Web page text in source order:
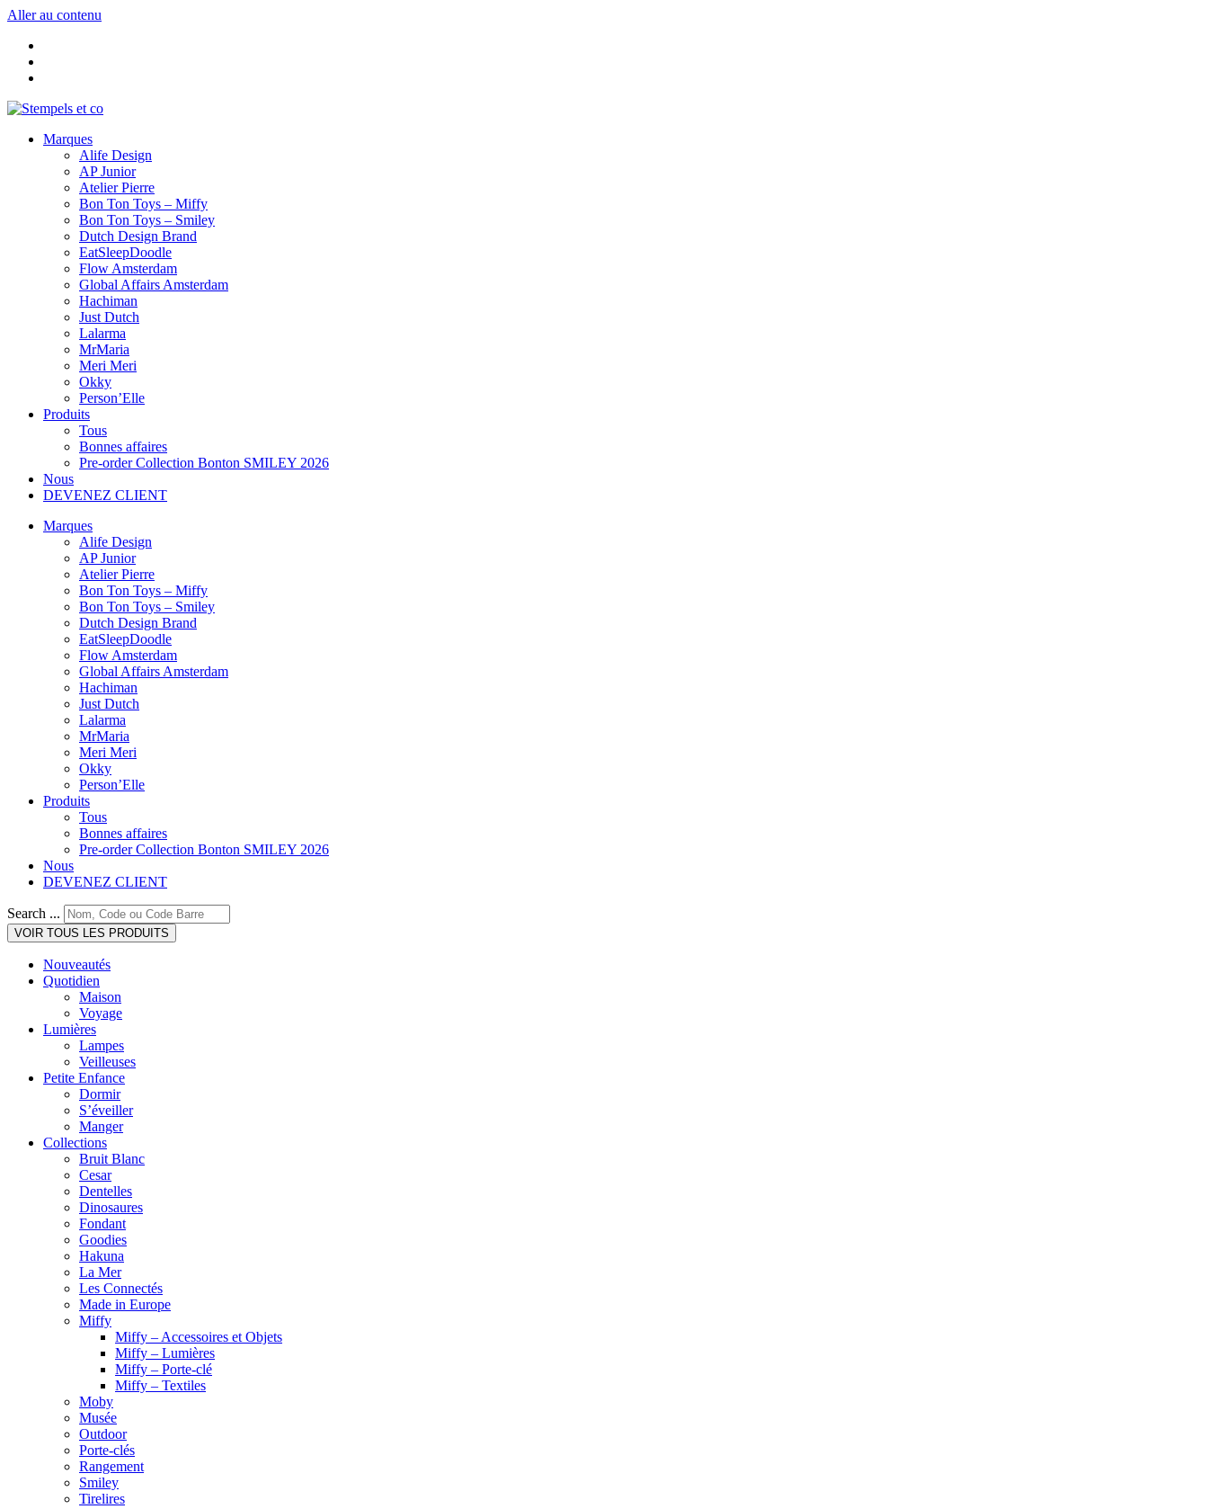
Aller au contenu
Marques
Alife Design
AP Junior
Atelier Pierre
Bon Ton Toys – Miffy
Bon Ton Toys – Smiley
Dutch Design Brand
EatSleepDoodle
Flow Amsterdam
Global Affairs Amsterdam
Hachiman
Just Dutch
Lalarma
MrMaria
Meri Meri
Okky
Person’Elle
Produits
Tous
Bonnes affaires
Pre-order Collection Bonton SMILEY 2026
Nous
DEVENEZ CLIENT
Marques
Alife Design
AP Junior
Atelier Pierre
Bon Ton Toys – Miffy
Bon Ton Toys – Smiley
Dutch Design Brand
EatSleepDoodle
Flow Amsterdam
Global Affairs Amsterdam
Hachiman
Just Dutch
Lalarma
MrMaria
Meri Meri
Okky
Person’Elle
Produits
Tous
Bonnes affaires
Pre-order Collection Bonton SMILEY 2026
Nous
DEVENEZ CLIENT
Search ...
VOIR TOUS LES PRODUITS
Nouveautés
Quotidien
Maison
Voyage
Lumières
Lampes
Veilleuses
Petite Enfance
Dormir
S’éveiller
Manger
Collections
Bruit Blanc
Cesar
Dentelles
Dinosaures
Fondant
Goodies
Hakuna
La Mer
Les Connectés
Made in Europe
Miffy
Miffy – Accessoires et Objets
Miffy – Lumières
Miffy – Porte-clé
Miffy – Textiles
Moby
Musée
Outdoor
Porte-clés
Rangement
Smiley
Tirelires